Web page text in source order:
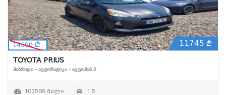
14500 11745
TOYOTA PRIUS
ᲰᲘᲑᲠᲘᲓᲘ • ᲐᲕᲢᲝᲛᲐᲢᲘᲙᲐ • ᲐᲕᲢᲝᲰᲐᲑ 2
103568 მილი 1.5